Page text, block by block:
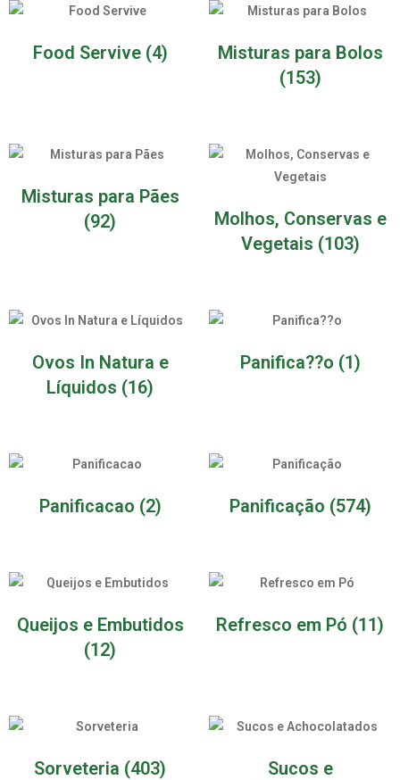
Food Servive (4)
Misturas para Bolos
(153)
Misturas para Pães
(92)
Molhos, Conservas e
Vegetais (103)
Ovos In Natura e
Líquidos (16)
Panifica??o (1)
Panificacao (2) Panificação (574)
Queijos e Embutidos
(12)
Refresco em Pó (11)
Sorveteria (403)
Sucos e